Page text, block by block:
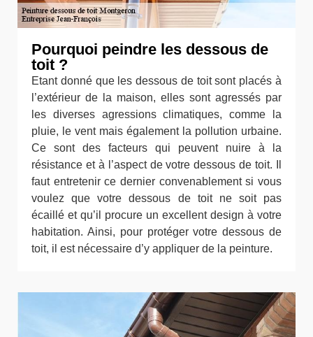
Pourquoi peindre les dessous de
toit ?
Etant donné que les dessous de toit sont placés à
l’extérieur de la maison, elles sont agressés par
les diverses agressions climatiques, comme la
pluie, le vent mais également la pollution urbaine.
Ce sont des facteurs qui peuvent nuire à la
résistance et à l’aspect de votre dessous de toit. Il
faut entretenir ce dernier convenablement si vous
voulez que votre dessous de toit ne soit pas
écaillé et qu’il procure un excellent design à votre
habitation. Ainsi, pour protéger votre dessous de
toit, il est nécessaire d’y appliquer de la peinture.